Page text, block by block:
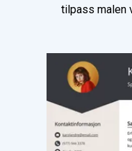
tilpass malen